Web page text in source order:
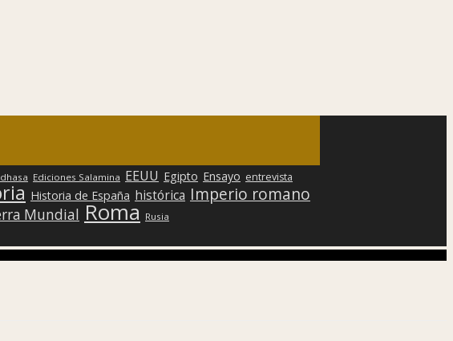
Ediciones Salamina EEUU Egipto Ensayo entrevista
Historia de España histórica Imperio romano
Mundial Roma Rusia